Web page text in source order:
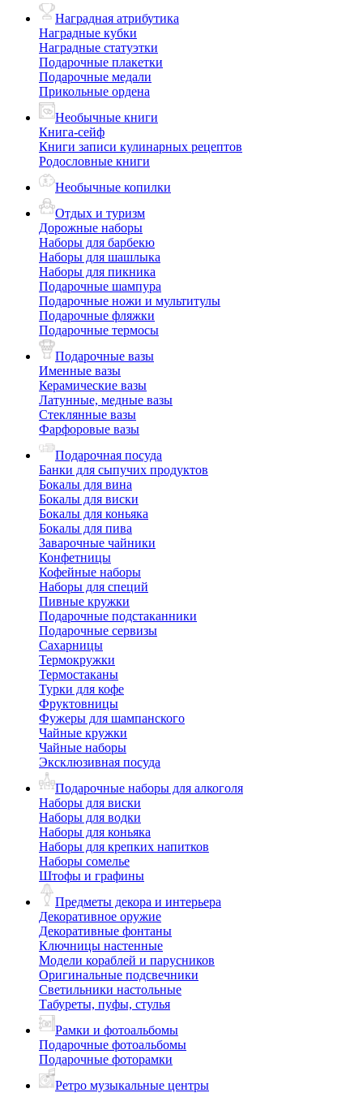
Наградная атрибутика
Наградные кубки
Наградные статуэтки
Подарочные плакетки
Подарочные медали
Прикольные ордена
Необычные книги
Книга-сейф
Книги записи кулинарных рецептов
Родословные книги
Необычные копилки
Отдых и туризм
Дорожные наборы
Наборы для барбекю
Наборы для шашлыка
Наборы для пикника
Подарочные шампура
Подарочные ножи и мультитулы
Подарочные фляжки
Подарочные термосы
Подарочные вазы
Именные вазы
Керамические вазы
Латунные, медные вазы
Стеклянные вазы
Фарфоровые вазы
Подарочная посуда
Банки для сыпучих продуктов
Бокалы для вина
Бокалы для виски
Бокалы для коньяка
Бокалы для пива
Заварочные чайники
Конфетницы
Кофейные наборы
Наборы для специй
Пивные кружки
Подарочные подстаканники
Подарочные сервизы
Сахарницы
Термокружки
Термостаканы
Турки для кофе
Фруктовницы
Фужеры для шампанского
Чайные кружки
Чайные наборы
Эксклюзивная посуда
Подарочные наборы для алкоголя
Наборы для виски
Наборы для водки
Наборы для коньяка
Наборы для крепких напитков
Наборы сомелье
Штофы и графины
Предметы декора и интерьера
Декоративное оружие
Декоративные фонтаны
Ключницы настенные
Модели кораблей и парусников
Оригинальные подсвечники
Светильники настольные
Табуреты, пуфы, стулья
Рамки и фотоальбомы
Подарочные фотоальбомы
Подарочные фоторамки
Ретро музыкальные центры